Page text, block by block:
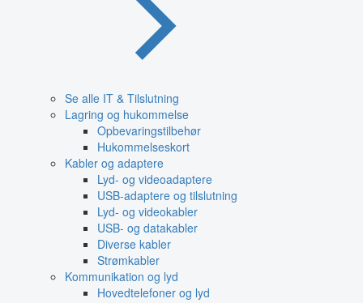
Se alle IT & Tilslutning
Lagring og hukommelse
Opbevaringstilbehør
Hukommelseskort
Kabler og adaptere
Lyd- og videoadaptere
USB-adaptere og tilslutning
Lyd- og videokabler
USB- og datakabler
Diverse kabler
Strømkabler
Kommunikation og lyd
Hovedtelefoner og lyd